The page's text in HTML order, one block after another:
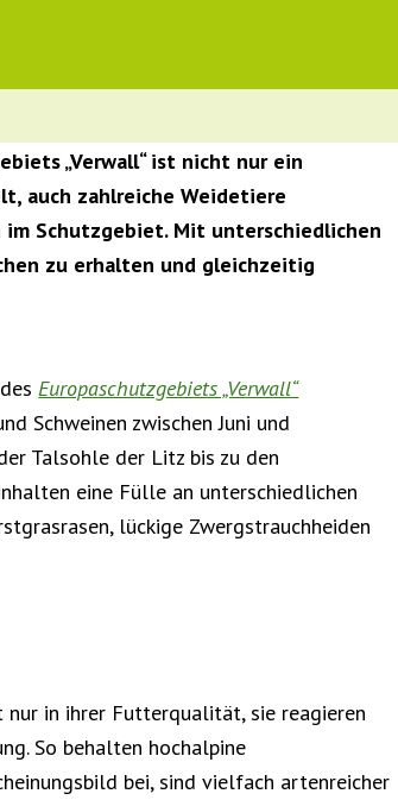
„Verwall“ ist nicht nur ein
auch zahlreiche Weidetiere
Schutzgebiet. Mit unterschiedlichen
zu erhalten und gleichzeitig
Europaschutzgebiets „Verwall“
Schweinen zwischen Juni und
Talsohle der Litz bis zu den
eine Fülle an unterschiedlichen
lückige Zwergstrauchheiden
nur in ihrer Futterqualität, sie reagieren
So behalten hochalpine
bei, sind vielfach artenreicher